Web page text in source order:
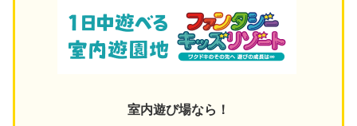
室内遊び場なら！